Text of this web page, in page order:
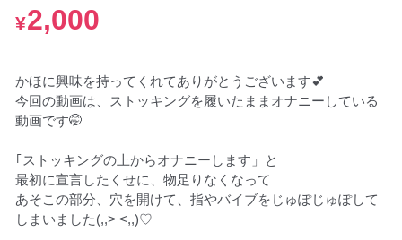
¥2,000
かほに興味を持ってくれてありがとうございます💕
今回の動画は、ストッキングを履いたままオナニーしている
動画です🤭
｢ストッキングの上からオナニーします」と
最初に宣言したくせに、物足りなくなって
あそこの部分、穴を開けて、指やバイブをじゅぽじゅぽして
しまいました(,,> <,,)♡